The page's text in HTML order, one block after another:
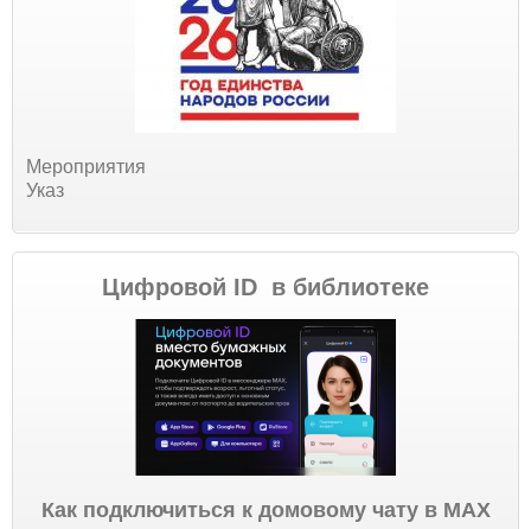
Мероприятия
Указ
Цифровой ID в библиотеке
Как подключиться к домовому чату в МАХ